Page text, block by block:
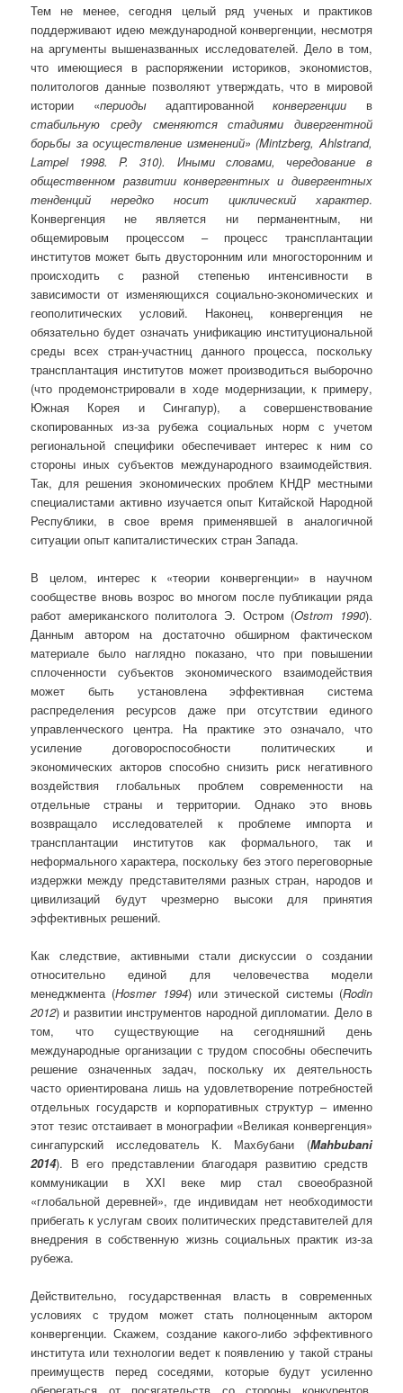
Тем не менее, сегодня целый ряд ученых и практиков
поддерживают идею международной конвергенции, несмотря
на аргументы вышеназванных исследователей. Дело в том,
что имеющиеся в распоряжении историков, эконо­мистов,
политологов данные позволяют утверждать, что в мировой
истории «периодыадаптированнойконвергенции в
стабильную среду сменяются ста­диями дивергентной
борьбы за осуществление изменений»(Mintzberg, Ahlstrand,
Lampel1998.P. 310).
Иными сло­вами, чередование в
общественном развитии конвергентных и дивергентных
тенденций нередко носит циклический характер.
Конвергенция не является ни перманентным, ни
общемировым процессом – процесс трансплантации
институтов может быть двусторонним или многосторонним и
происходить с разной степенью интенсивности в
зависимости от изменяющихся социально-экономических и
геополитических условий. Наконец, конвергенция не
обязательно будет означать унификацию институциональной
среды всех стран-участниц данного процесса, поскольку
трансплантация институтов может производиться выборочно
(что продемонстрировали в ходе модернизации, к примеру,
Южная Корея и Сингапур), а совершенствование
скопированных из-за рубежа социальных норм с учетом
региональной специфики обеспечивает интерес к ним со
стороны иных субъектов международного взаимодействия.
Так, для решения экономических проблем КНДР местными
специалистами активно изучается опыт Китайской Народной
Республики, в свое время применявшей в аналогичной
ситуации опыт капиталистических стран Запада.
В целом, интерес к «теории конвергенции» в научном
сообществе вновь возрос во многом после публикации ряда
работ американского политолога Э. Остром (Ostrom 1990).
Данным автором на достаточно обширном фактическом
материале было наглядно показано, что при повышении
сплоченности субъектов экономического взаимодействия
может быть установлена эффективная система
распределения ресурсов даже при отсутствии единого
управленческого центра. На практике это означало, что
усиление договороспособности политических и
экономических акторов способно снизить риск негативного
воздействия глобальных проблем современности на
отдельные страны и территории. Однако это вновь
возвращало исследователей к проблеме импорта и
трансплантации институтов как формального, так и
неформального характера, поскольку без этого переговорные
издержки между представителями разных стран, народов и
цивилизаций будут чрезмерно высоки для принятия
эффективных решений.
Как следствие, активными стали дискуссии о создании
относительно единой для человечества модели
менеджмента (Hosmer1994) или этической системы (Rodin
2012) и развитии инструментов народной дипломатии. Дело в
том, что существующие на сегодняшний день
международные организации с трудом способны обеспечить
решение означенных задач, поскольку их деятельность
часто ориентирована лишь на удовлетворение потребностей
отдельных государств и корпоративных структур – именно
этот тезис отстаивает в монографии «Великая конвергенция»
сингапурский исследователь К. Махбубани (Mahbubani
2014). В его представлении благодаря развитию средств
коммуникации в XXI веке мир стал своеобразной
«глобальной деревней», где индивидам нет необходимости
прибегать к услугам своих политических представителей для
внедрения в собственную жизнь социальных практик из-за
рубежа.
Действительно, государственная власть в современных
условиях с трудом может стать полноценным актором
конвергенции. Скажем, создание какого-либо эффективного
института или технологии ведет к появлению у такой страны
преимуществ перед соседями, которые будут усиленно